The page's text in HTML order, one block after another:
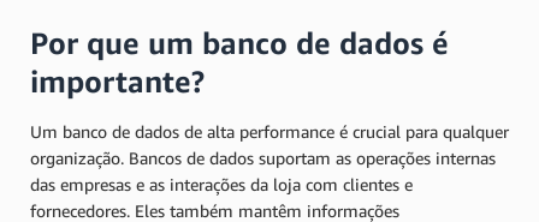
Por que um banco de dados é
importante?
Um banco de dados de alta performance é crucial para qualquer
organização. Bancos de dados suportam as operações internas
das empresas e as interações da loja com clientes e
fornecedores. Eles também mantêm informações